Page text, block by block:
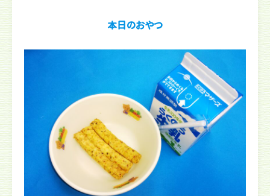
本日のおやつ